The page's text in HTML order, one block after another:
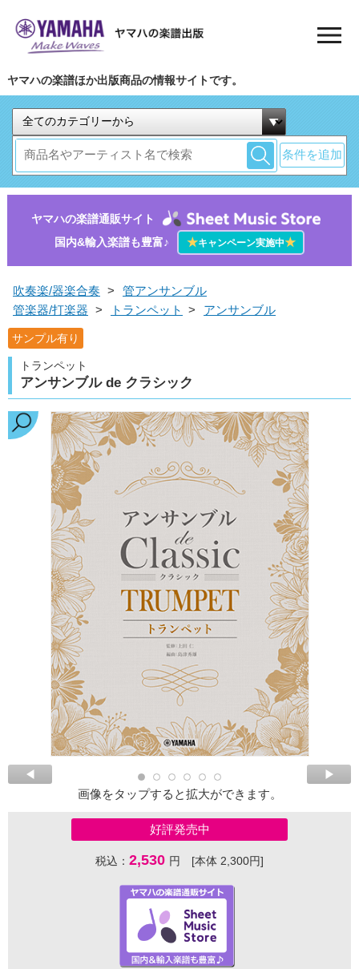
ヤマハの楽譜ほか出版商品の情報サイトです。
条件を追加
ヤマハの楽譜通販サイト
国内&輸入楽譜も豊富♪
★キャンペーン実施中★
吹奏楽/器楽合奏 >
管アンサンブル
管楽器/打楽器 > トランペット > アンサンブル
サンプル有り
トランペット
アンサンブル de クラシック
画像をタップすると拡大ができます。
好評発売中
税込： 2,530 円 [本体 2,300円]